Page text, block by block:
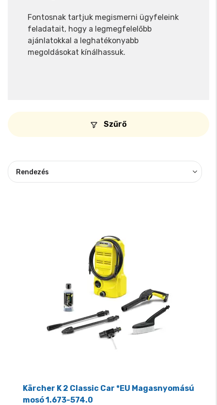
Fontosnak tartjuk megismerni ügyfeleink
feladatait, hogy a legmegfelelőbb
ajánlatokkal a leghatékonyabb
megoldásokat kínálhassuk.
Szűrő
Kärcher K 2 Classic Car *EU Magasnyomású
mosó 1.673-574.0